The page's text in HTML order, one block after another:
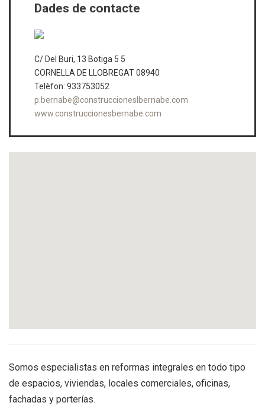
Dades de contacte
C/ Del Buri, 13 Botiga 5 5
CORNELLA DE LLOBREGAT 08940
Telèfon: 933753052
p.bernabe@construccioneslbernabe.com
www.construccionesbernabe.com
Somos especialistas en reformas integrales en todo tipo
de espacios, viviendas, locales comerciales, oficinas,
fachadas y porterías.